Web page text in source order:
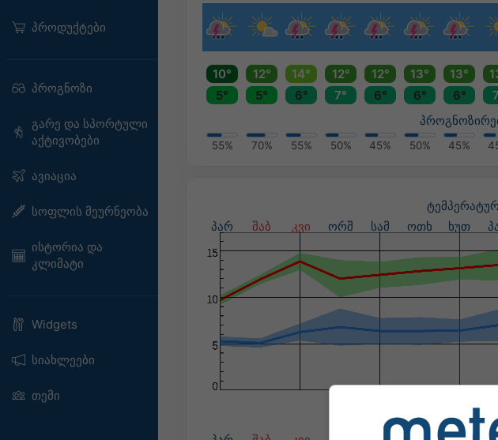
პროდუქტები
პროგნოზი
გარე და სპორტული
აქტივობები
ავიაცია
სოფლის მეურნეობა
ისტორია და
კლიმატი
Widgets
სიახლეები
თემი
10° 12° 14° 12° 12° 13° 13°
5°
5° 6° 7° 6° 6° 6°
55% 70% 55% 50% 45% 50% 45%
პარ
შაბ კვი ორშ სამ ოთხ ხუთ
ნალექი (მმ) /